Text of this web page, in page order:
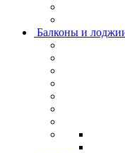
Балконы и